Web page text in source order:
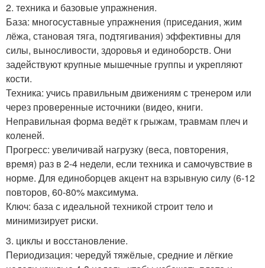
2. техника и базовые упражнения.
База: многосуставные упражнения (приседания, жим
лёжа, становая тяга, подтягивания) эффективны для
силы, выносливости, здоровья и единоборств. Они
задействуют крупные мышечные группы и укрепляют
кости.
Техника: учись правильным движениям с тренером или
через проверенные источники (видео, книги.
Неправильная форма ведёт к грыжам, травмам плеч и
коленей.
Прогресс: увеличивай нагрузку (веса, повторения,
время) раз в 2-4 недели, если техника и самочувствие в
норме. Для единоборцев акцент на взрывную силу (6-12
повторов, 60-80% максимума.
Ключ: база с идеальной техникой строит тело и
минимизирует риски.
3. циклы и восстановление.
Периодизация: чередуй тяжёлые, средние и лёгкие